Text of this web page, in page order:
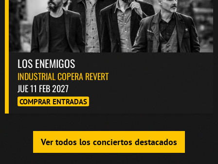
LOS ENEMIGOS
INDUSTRIAL COPERA REVERT
JUE 11 FEB 2027
COMPRAR ENTRADAS
Ver todos los conciertos destacados